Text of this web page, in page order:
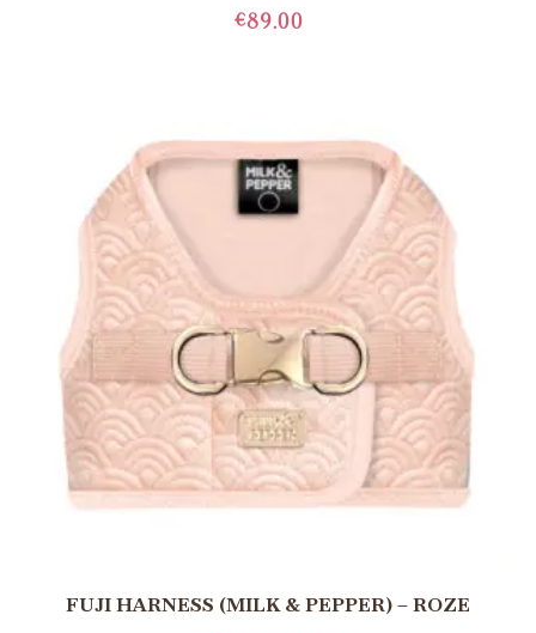
€89.00
FUJI HARNESS (MILK & PEPPER) – ROZE